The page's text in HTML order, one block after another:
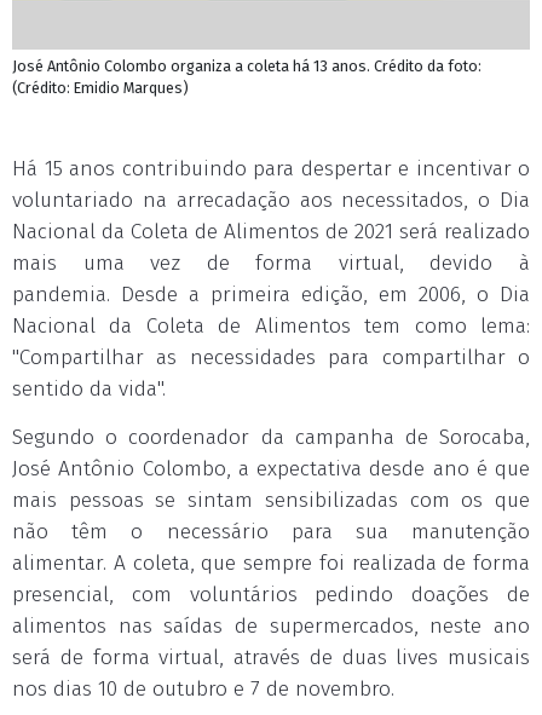
José Antônio Colombo organiza a coleta há 13 anos. Crédito da foto:
(Crédito: Emidio Marques)
Há 15 anos contribuindo para despertar e incentivar o
voluntariado na arrecadação aos necessitados, o Dia
Nacional da Coleta de Alimentos de 2021 será realizado
mais uma vez de forma virtual, devido à
pandemia. Desde a primeira edição, em 2006, o Dia
Nacional da Coleta de Alimentos tem como lema:
"Compartilhar as necessidades para compartilhar o
sentido da vida".
Segundo o coordenador da campanha de Sorocaba,
José Antônio Colombo, a expectativa desde ano é que
mais pessoas se sintam sensibilizadas com os que
não têm o necessário para sua manutenção
alimentar. A coleta, que sempre foi realizada de forma
presencial, com voluntários pedindo doações de
alimentos nas saídas de supermercados, neste ano
será de forma virtual, através de duas lives musicais
nos dias 10 de outubro e 7 de novembro.